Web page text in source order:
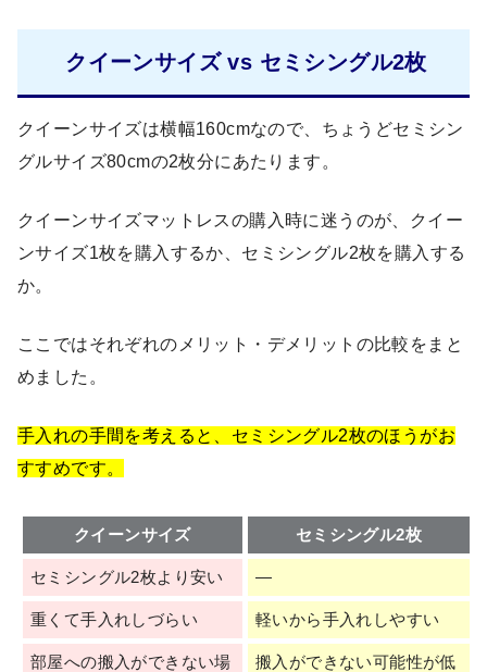
クイーンサイズ vs セミシングル2枚
クイーンサイズは横幅160cmなので、ちょうどセミシン
グルサイズ80cmの2枚分にあたります。
クイーンサイズマットレスの購入時に迷うのが、クイー
ンサイズ1枚を購入するか、セミシングル2枚を購入する
か。
ここではそれぞれのメリット・デメリットの比較をまと
めました。
手入れの手間を考えると、セミシングル2枚のほうがお
すすめです。
クイーンサイズ セミシングル2枚
セミシングル2枚より安い —
重くて手入れしづらい 軽いから手入れしやすい
部屋への搬入ができない場
搬入ができない可能性が低